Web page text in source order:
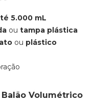
5.000 mL
ou tampa plástica
ou plástico
Volumétrico